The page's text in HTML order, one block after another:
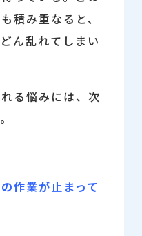
積み重なると、
ん乱れてしまい
る悩みには、次
作業が止まって